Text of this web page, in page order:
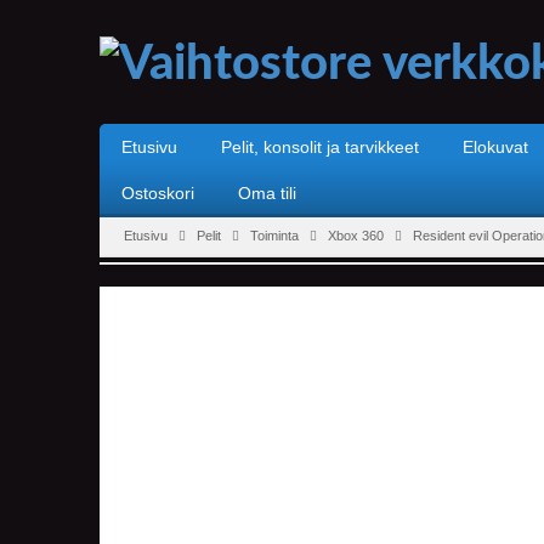
Etusivu Pelit, konsolit ja tarvikkeet Elokuvat
Ostoskori Oma tili
Etusivu Pelit Toiminta Xbox 360 Resident evil